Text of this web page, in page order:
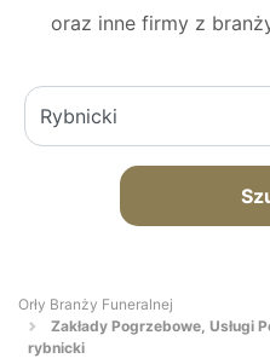
oraz inne firmy z
Orły Branży Funeralnej
Zakłady Pogrzebowe, Usługi
rybnicki